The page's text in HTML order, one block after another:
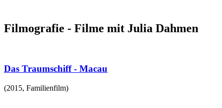
Filmografie - Filme mit Julia Dahmen
Das Traumschiff - Macau
(2015, Familienfilm)